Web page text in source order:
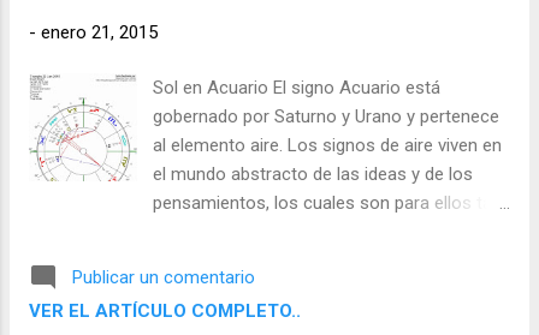
- enero 21, 2015
Sol en Acuario El signo Acuario está
gobernado por Saturno y Urano y pertenece
al elemento aire. Los signos de aire viven en
el mundo abstracto de las ideas y de los
pensamientos, los cuales son para ellos tan
experiencia directa y contemplar, evaluar y
comprender su entorno por medio de sus
Publicar un comentario
VER EL ARTÍCULO COMPLETO..